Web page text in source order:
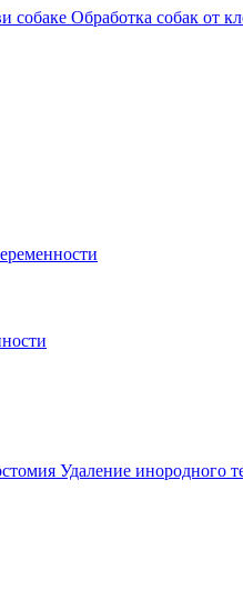
собаке Обработка собак от
Удаление инородного